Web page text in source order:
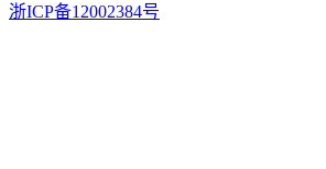
浙ICP备12002384号